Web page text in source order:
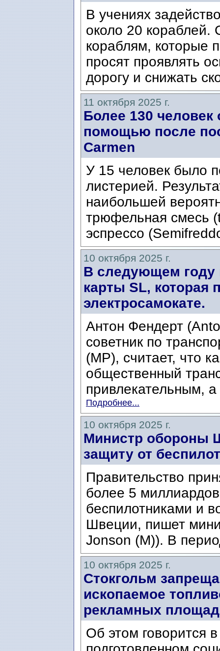
В учениях
около 20
кораблям, которые
просят проявлять
дорогу и снижать
11 октября 2025 г.
Более 130 человек
помощью после
Carmen
У 15 человек было
листерией.
наибольшей
трюфельная смесь
эспрессо
10 октября 2025 г.
В следующем году
карты SL, которая
электросамокате.
Антон Фендерт
советник по
(MP), считает, что
общественный
привлекательным,
Подробнее...
10 октября 2025 г.
Министр обороны
защиту от
Правительство
более 5
беспилотниками и
Швеции, пишет
Jonson (M)). В
10 октября 2025 г.
Стокгольм
ископаемое
рекламных
Об этом говорится